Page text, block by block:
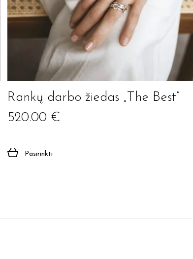
Rankų darbo žiedas „The Best”
520.00 €
Pasirinkti